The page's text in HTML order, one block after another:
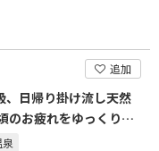
追加
、日帰り掛け流し天然
のお疲れをゆっくりと